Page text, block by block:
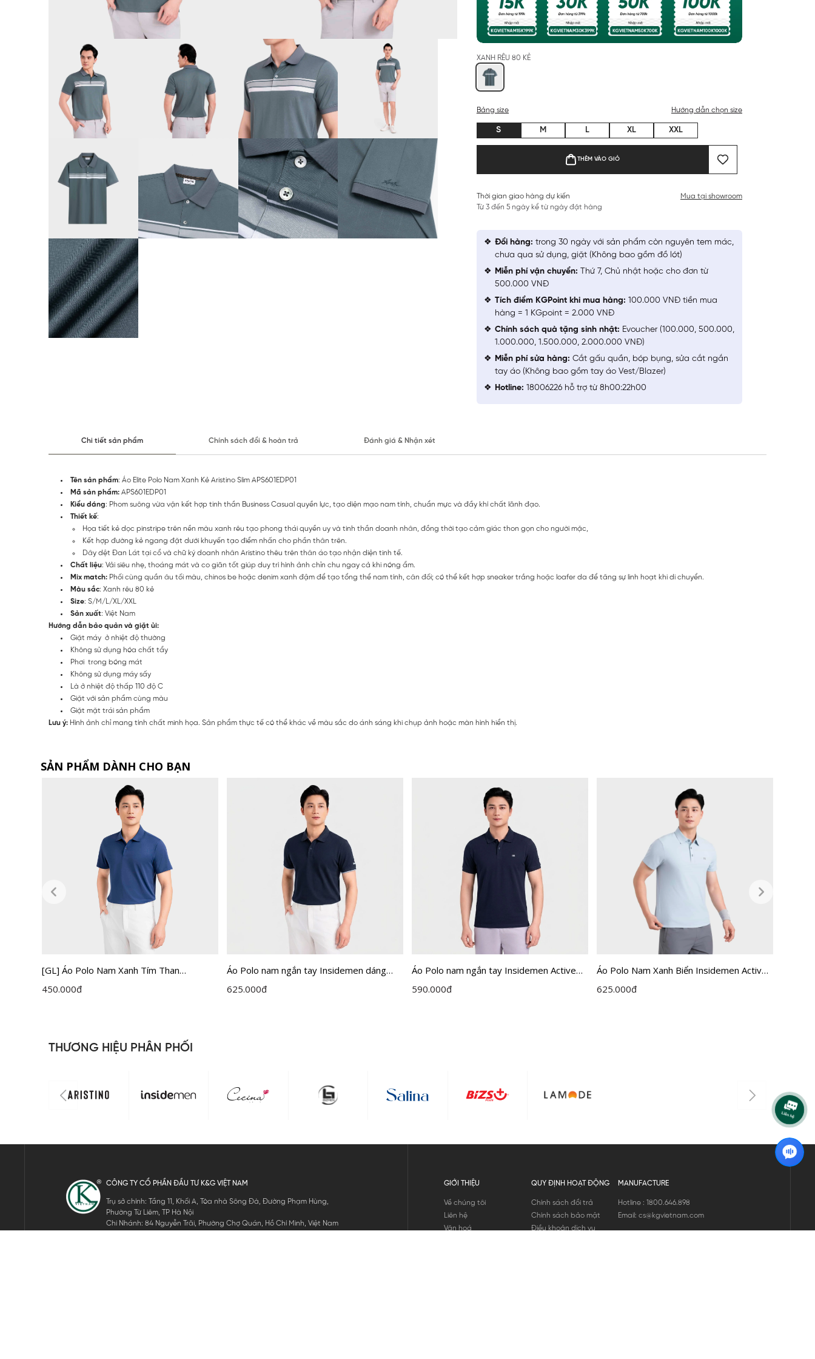
XANH RÊU 80 KẺ
Bảng size Hướng dẫn chọn size
S M L XL XXL
THÊM VÀO GIỎ
Thời gian giao hàng dự kiến
Từ 3 đến 5 ngày kể từ ngày đặt hàng
Mua tại showroom
Đổi hàng: trong 30 ngày với sản phẩm còn nguyên tem mác,
chưa qua sử dụng, giặt (Không bao gồm đồ lót)
Miễn phí vận chuyển: Thứ 7, Chủ nhật hoặc cho đơn từ
500.000 VNĐ
Tích điểm KGPoint khi mua hàng: 100.000 VNĐ tiền mua
hàng = 1 KGpoint = 2.000 VNĐ
Chính sách quà tặng sinh nhật: Evoucher (100.000, 500.000,
1.000.000, 1.500.000, 2.000.000 VNĐ)
Miễn phí sửa hàng: Cắt gấu quần, bóp bụng, sửa cắt ngắn
tay áo (Không bao gồm tay áo Vest/Blazer)
Hotline: 18006226 hỗ trợ từ 8h00:22h00
Chi tiết sản phẩm Chính sách đổi & hoàn trả Đánh giá & Nhận xét
Tên sản phẩm: Áo Elite Polo Nam Xanh Kẻ Aristino Slim APS601EDP01
Mã sản phẩm: APS601EDP01
Kiểu dáng: Phom suông vừa vặn kết hợp tinh thần Business Casual quyền lực, tạo diện mạo nam tính, chuẩn mực và đầy khí chất lãnh đạo.
Thiết kế:
Họa tiết kẻ dọc pinstripe trên nền màu xanh rêu tạo phong thái quyền uy và tinh thần doanh nhân, đồng thời tạo cảm giác thon gọn cho người mặc,
Kết hợp đường kẻ ngang đặt dưới khuyến tạo điểm nhấn cho phần thân trên.
Dây dệt Đan Lát tại cổ và chữ ký doanh nhân Aristino thêu trên thân áo tạo nhận diện tinh tế.
Chất liệu: Vải siêu nhẹ, thoáng mát và co giãn tốt giúp duy trì hình ảnh chỉn chu ngay cả khi nóng ẩm.
Mix match: Phối cùng quần âu tối màu, chinos be hoặc denim xanh đậm để tạo tổng thể nam tính, cân đối; có thể kết hợp sneaker trắng hoặc loafer da để tăng sự linh hoạt khi di chuyển.
Màu sắc: Xanh rêu 80 kẻ
Size: S/M/L/XL/XXL
Sản xuất: Việt Nam
Hướng dẫn bảo quản và giặt ủi:
Giặt máy ở nhiệt độ thường
Không sử dụng hóa chất tẩy
Phơi trong bóng mát
Không sử dụng máy sấy
Là ở nhiệt độ thấp 110 độ C
Giặt với sản phẩm cùng màu
Giặt mặt trái sản phẩm
Lưu ý: Hình ảnh chỉ mang tính chất minh họa. Sản phẩm thực tế có thể khác về màu sắc do ánh sáng khi chụp ảnh hoặc màn hình hiển thị.
SẢN PHẨM DÀNH CHO BẠN
[GL] Áo Polo Nam Xanh Tím Than
Insidemen IPS099EGP01
450.000đ
Áo Polo nam ngắn tay Insidemen dáng
Regular IPS126MAH0
625.000đ
Áo Polo nam ngắn tay Insidemen Active
dáng Regular IPS111EDP01
590.000đ
Áo Polo Nam Xanh Biển Insidemen Active
IPS110EDP01
625.000đ
THƯƠNG HIỆU PHÂN PHỐI
CÔNG TY CỔ PHẦN ĐẦU TƯ K&G VIỆT NAM
Trụ sở chính: Tầng 11, Khối A, Tòa nhà Sông Đà, Đường Phạm Hùng,
Phường Từ Liêm, TP Hà Nội
Chi Nhánh: 84 Nguyễn Trãi, Phường Chợ Quán, Hồ Chí Minh, Việt Nam
GIỚI THIỆU
Về chúng tôi
Liên hệ
Văn hoá
QUY ĐỊNH HOẠT ĐỘNG
Chính sách đổi trả
Chính sách bảo mật
Điều khoản dịch vụ
MANUFACTURE
Hotline : 1800.646.898
Email: cs@kgvietnam.com